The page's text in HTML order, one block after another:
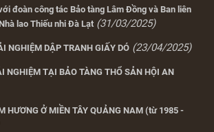
đoàn công tác Bảo tàng Lâm Đồng và Ban liên
lao Thiếu nhi Đà Lạt (31/03/2025)
NGHIỆM DẬP TRANH GIẤY DÓ (23/04/2025)
NGHIỆM TẠI BẢO TÀNG THỔ SẢN HỘI AN
HƯƠNG Ở MIỀN TÂY QUẢNG NAM (từ 1985 -